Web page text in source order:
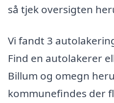
så tjek oversigten
Vi fandt 3
Find en autolakerer
Billum og omegn
kommunefindes der